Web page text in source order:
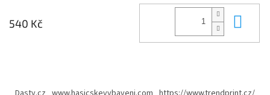
540 Kč